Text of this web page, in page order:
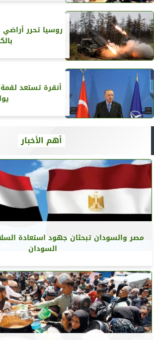
روسيا تحرر
أهم الأخبار
مصر والسودان تبحثان جهود استعادة
السودان